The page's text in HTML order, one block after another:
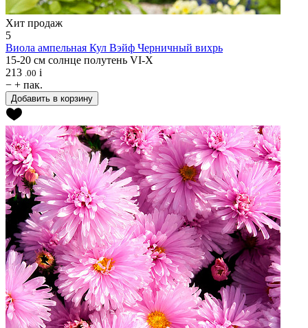
Хит продаж
5
Виола ампельная Кул Вэйф Черничный вихрь
15-20 см солнце полутень VI-X
213 .00 i
− + пак.
Добавить в корзину